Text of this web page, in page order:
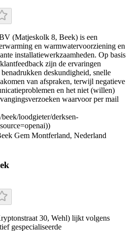
(Matjeskolk 8, Beek) is een
en warmwatervoorziening en
installatiewerkzaamheden. Op basis
zijn de ervaringen
deskundigheid, snelle
van afspraken, terwijl negatieve
en het niet (willen)
waarvoor per mail
loodgieter/derksen-
Gem Montferland, Nederland
30, Wehl) lijkt volgens
gespecialiseerde